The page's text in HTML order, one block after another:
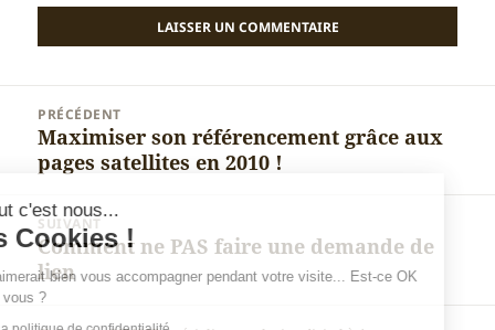
l’article
PRÉCÉDENT
Article
précédent :
Maximiser son référencement grâce aux
pages satellites en 2010 !
SUIVANT
Article
suivant :
Comment ne PAS faire une demande de
lien
Salut c'est nous...
les Cookies !
On aimerait bien vous accompagner pendant votre visite... Est-ce OK
pour vous ?